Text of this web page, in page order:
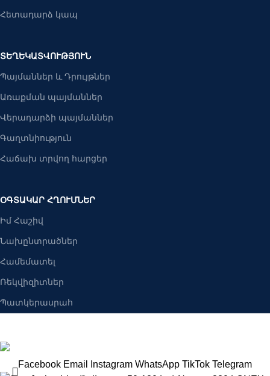
Հետադարձ կապ
ՏԵՂԵԿԱՏՎՈՒԹՅՈՒՆ
Պայմաններ և Դրույթներ
Առաքման պայմաններ
Վերադարձի պայմաններ
Գաղտնիություն
Հաճախ տրվող հարցեր
ՕԳՏԱԿԱՐ ՀՂՈՒՄՆԵՐ
Իմ Հաշիվ
Նախընտրածներ
Համեմատել
Ռեկվիզիտներ
Պատկերասրահ
Facebook Email Instagram WhatsApp TikTok Telegram